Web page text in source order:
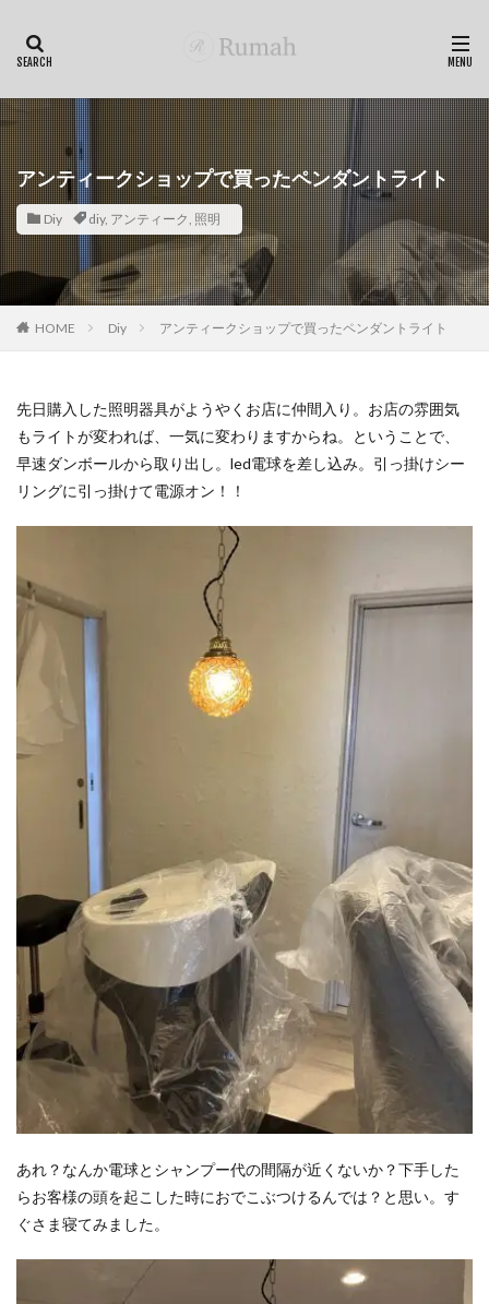
アンティークショップで買ったペンダントライト
Diy diy, アンティーク, 照明
HOME Diy アンティークショップで買ったペンダントライト
先日購入した照明器具がようやくお店に仲間入り。お店の雰囲気
もライトが変われば、一気に変わりますからね。ということで、
早速ダンボールから取り出し。led電球を差し込み。引っ掛けシー
リングに引っ掛けて電源オン！！
あれ？なんか電球とシャンプー代の間隔が近くないか？下手した
らお客様の頭を起こした時におでこぶつけるんでは？と思い。す
ぐさま寝てみました。